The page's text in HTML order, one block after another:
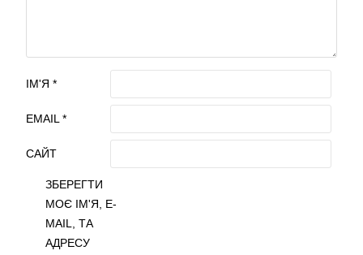
ІМ'Я *
EMAIL *
САЙТ
ЗБЕРЕГТИ
МОЄ ІМ'Я, E-
MAIL, ТА
АДРЕСУ